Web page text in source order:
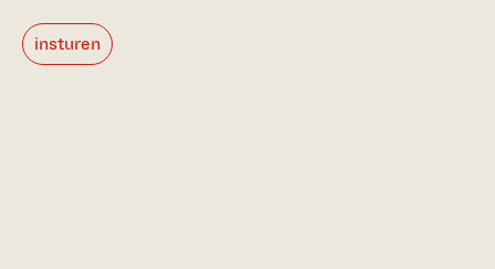
insturen